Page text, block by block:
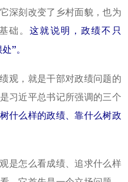
深刻改变了乡村面貌，也为
础。这就说明，政绩不只
”。
，就是干部对政绩问题的
习近平总书记所强调的三个
什么样的政绩、靠什么树政
怎么看成绩、追求什么样